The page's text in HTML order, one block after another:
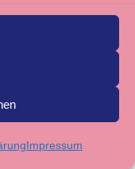
Impressum
MARTIN -